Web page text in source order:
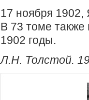
17 ноября
В 73 томе также
1902 годы.
Л.Н. Толстой.